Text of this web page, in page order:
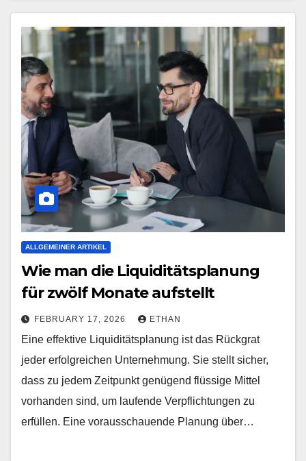
ALLGEMEINER ARTIKEL
Wie man die Liquiditätsplanung
für zwölf Monate aufstellt
FEBRUARY 17, 2026 ETHAN
Eine effektive Liquiditätsplanung ist das Rückgrat
jeder erfolgreichen Unternehmung. Sie stellt sicher,
dass zu jedem Zeitpunkt genügend flüssige Mittel
vorhanden sind, um laufende Verpflichtungen zu
erfüllen. Eine vorausschauende Planung über…